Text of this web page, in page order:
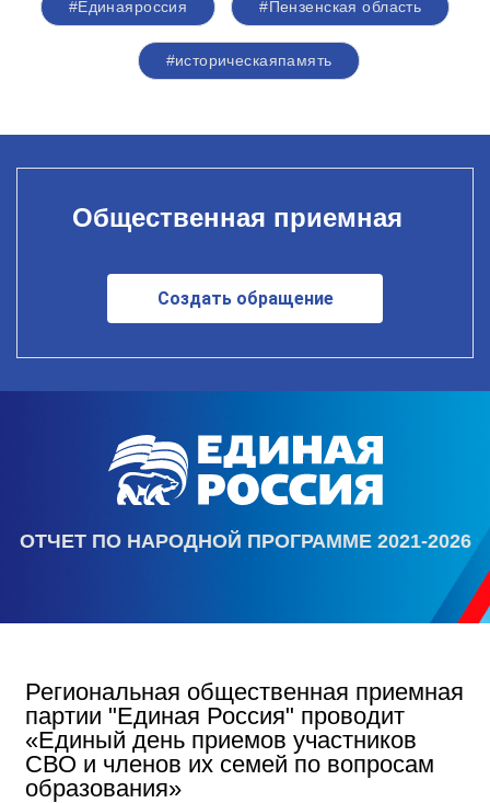
#Единаяроссия #Пензенская область
#историческаяпамять
Общественная приемная
Создать обращение
ОТЧЕТ ПО НАРОДНОЙ ПРОГРАММЕ 2021-2026
Региональная общественная приемная
партии "Единая Россия" проводит
«Единый день приемов участников
СВО и членов их семей по вопросам
образования»